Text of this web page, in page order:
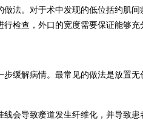
法。对于术中发现的低位括约肌间
检查，外口的宽度需要保证能够
缓解病情。最常见的做法是放置
会导致瘘道发生纤维化，并导致患